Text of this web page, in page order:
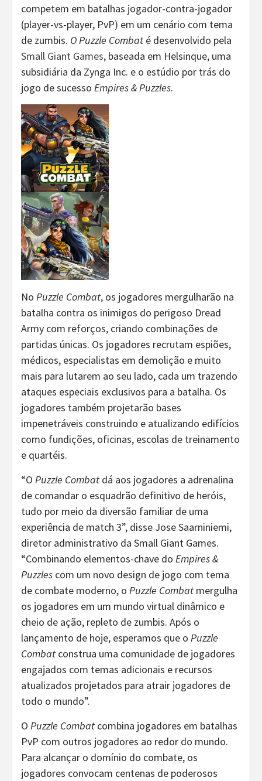
competem em batalhas jogador-contra-jogador
(player-vs-player, PvP) em um cenário com tema
de zumbis. O Puzzle Combat é desenvolvido pela
Small Giant Games, baseada em Helsinque, uma
subsidiária da Zynga Inc. e o estúdio por trás do
jogo de sucesso Empires & Puzzles.
No Puzzle Combat, os jogadores mergulharão na
batalha contra os inimigos do perigoso Dread
Army com reforços, criando combinações de
partidas únicas. Os jogadores recrutam espiões,
médicos, especialistas em demolição e muito
mais para lutarem ao seu lado, cada um trazendo
ataques especiais exclusivos para a batalha. Os
jogadores também projetarão bases
impenetráveis ​​construindo e atualizando edifícios
como fundições, oficinas, escolas de treinamento
e quartéis.
“O Puzzle Combat dá aos jogadores a adrenalina
de comandar o esquadrão definitivo de heróis,
tudo por meio da diversão familiar de uma
experiência de match 3”, disse Jose Saarniniemi,
diretor administrativo da Small Giant Games.
“Combinando elementos-chave do Empires &
Puzzles com um novo design de jogo com tema
de combate moderno, o Puzzle Combat mergulha
os jogadores em um mundo virtual dinâmico e
cheio de ação, repleto de zumbis. Após o
lançamento de hoje, esperamos que o Puzzle
Combat construa uma comunidade de jogadores
engajados com temas adicionais e recursos
atualizados projetados para atrair jogadores de
todo o mundo”.
O Puzzle Combat combina jogadores em batalhas
PvP com outros jogadores ao redor do mundo.
Para alcançar o domínio do combate, os
jogadores convocam centenas de poderosos